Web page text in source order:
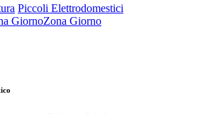
Piccoli Elettrodomestici
Zona Giorno